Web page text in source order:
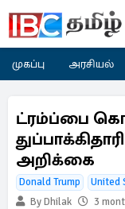
முகப்பு அரசியல்
ட்ரம்ப்பை
அறிக்கை
Donald Trump United
By Dhilak
3